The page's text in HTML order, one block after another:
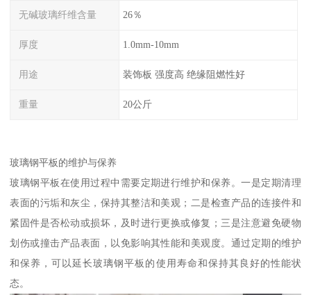
无碱玻璃纤维含量 26％
厚度 1.0mm-10mm
用途 装饰板 强度高 绝缘阻燃性好
重量 20公斤
玻璃钢平板的维护与保养
玻璃钢平板在使用过程中需要定期进行维护和保养。一是定期清理
表面的污垢和灰尘，保持其整洁和美观；二是检查产品的连接件和
紧固件是否松动或损坏，及时进行更换或修复；三是注意避免硬物
划伤或撞击产品表面，以免影响其性能和美观度。通过定期的维护
和保养，可以延长玻璃钢平板的使用寿命和保持其良好的性能状
态。